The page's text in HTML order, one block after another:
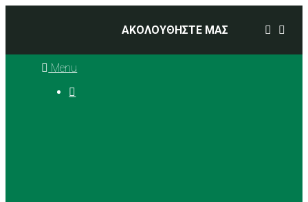
ΑΚΟΛΟΥΘΗΣΤΕ ΜΑΣ
Menu
